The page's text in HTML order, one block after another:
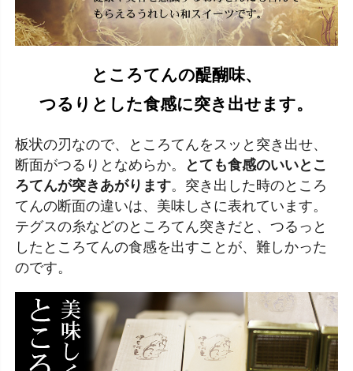
ところてんの醍醐味、
つるりとした食感に突き出せます。
板状の刃なので、ところてんをスッと突き出せ、
断面がつるりとなめらか。
とても食感のいいとこ
ろてんが突きあがります。突き出した時のところ
てんの断面の違いは、美味しさに表れています。
テグスの糸などのところてん突きだと、つるっと
したところてんの食感を出すことが、難しかった
のです。